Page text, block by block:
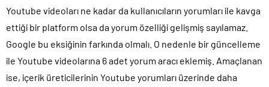
Youtube videoları ne kadar da kullanıcıların yorumları ile kavga
ettiği bir platform olsa da yorum özelliği gelişmiş sayılamaz.
Google bu eksiğinin farkında olmalı. O nedenle bir güncelleme
ile Youtube videolarına 6 adet yorum aracı eklemiş. Amaçlanan
ise, içerik üreticilerinin Youtube yorumları üzerinde daha